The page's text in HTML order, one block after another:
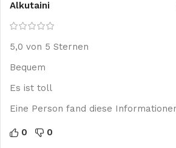
Alkutaini
5,0 von 5 Sternen
Bequem
Es ist toll
Eine Person fand diese
0 0